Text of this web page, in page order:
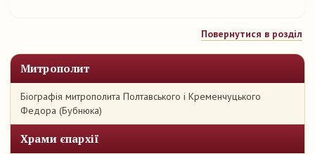
Митрополит
Біографія митрополита Полтавського і Кременчуцького
Федора (Бубнюка)
Храми єпархії
Повернутися в розділ